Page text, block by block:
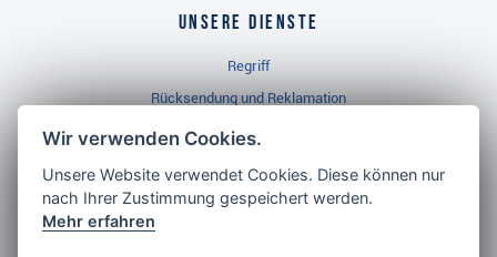
Unsere Dienste
Regriff
Rücksendung und Reklamation
Widerrufsbelehrung
Golf Brothers.de
Wir verwenden Cookies.
Unsere Website verwendet Cookies. Diese können nur
nach Ihrer Zustimmung gespeichert werden.
Mehr erfahren